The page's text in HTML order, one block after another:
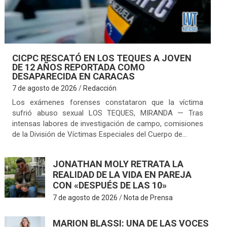
CICPC RESCATÓ EN LOS TEQUES A JOVEN
DE 12 AÑOS REPORTADA COMO
DESAPARECIDA EN CARACAS
7 de agosto de 2026 Redacción
Los exámenes forenses constataron que la víctima
sufrió abuso sexual LOS TEQUES, MIRANDA — Tras
intensas labores de investigación de campo, comisiones
de la División de Víctimas Especiales del Cuerpo de…
JONATHAN MOLY RETRATA LA
REALIDAD DE LA VIDA EN PAREJA
CON «DESPUÉS DE LAS 10»
7 de agosto de 2026 Nota de Prensa
MARION BLASSI: UNA DE LAS VOCES